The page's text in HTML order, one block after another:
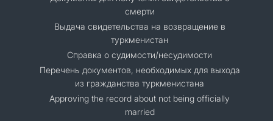
смерти
Выдача свидетельства на возвращение в
туркменистан
Справка о судимости/несудимости
Перечень документов, необходимых для выхода
из гражданства туркменистана
Approving the record about not being officially
married